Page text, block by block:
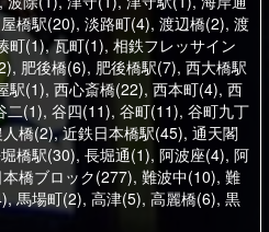
橋駅(20), 淡路町(4), 渡辺橋(2), 渡
町(1),瓦町(1), 相鉄フレッサイン
, 肥後橋(6), 肥後橋駅(7), 西大橋駅
駅(1), 西心斎橋(22), 西本町(4), 西
二(1), 谷四(11), 谷町(11), 谷町九丁
橋(2),近鉄日本橋駅(45), 通天閣
橋駅(30), 長堀通(1), 阿波座(4), 阿
橋ブロック(277), 難波中(10), 難
, 馬場町(2), 高津(5), 高麗橋(6), 黒